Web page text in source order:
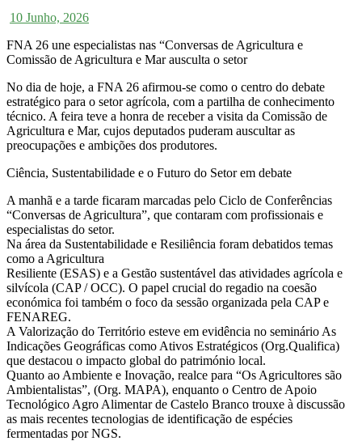
10 Junho, 2026
FNA 26 une especialistas nas “Conversas de Agricultura e
Comissão de Agricultura e Mar ausculta o setor
No dia de hoje, a FNA 26 afirmou-se como o centro do debate
estratégico para o setor agrícola, com a partilha de conhecimento
técnico. A feira teve a honra de receber a visita da Comissão de
Agricultura e Mar, cujos deputados puderam auscultar as
preocupações e ambições dos produtores.
Ciência, Sustentabilidade e o Futuro do Setor em debate
A manhã e a tarde ficaram marcadas pelo Ciclo de Conferências
“Conversas de Agricultura”, que contaram com profissionais e
especialistas do setor.
Na área da Sustentabilidade e Resiliência foram debatidos temas
como a Agricultura
Resiliente (ESAS) e a Gestão sustentável das atividades agrícola e
silvícola (CAP / OCC). O papel crucial do regadio na coesão
económica foi também o foco da sessão organizada pela CAP e
FENAREG.
A Valorização do Território esteve em evidência no seminário As
Indicações Geográficas como Ativos Estratégicos (Org.Qualifica)
que destacou o impacto global do património local.
Quanto ao Ambiente e Inovação, realce para “Os Agricultores são
Ambientalistas”, (Org. MAPA), enquanto o Centro de Apoio
Tecnológico Agro Alimentar de Castelo Branco trouxe à discussão
as mais recentes tecnologias de identificação de espécies
fermentadas por NGS.